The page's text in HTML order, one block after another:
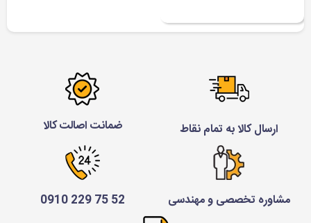
ارسال کالا به تمام نقاط ضمانت اصالت کالا
مشاوره تخصصی و مهندسی 52 75 229 0910